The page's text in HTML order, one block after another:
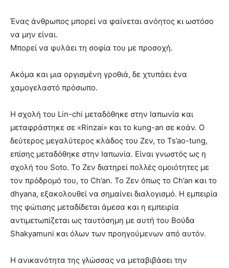
Ένας άνθρωπος μπορεί να φαίνεται ανόητος κι ωστόσο
να μην είναι.
Μπορεί να φυλάει τη σοφία του με προσοχή.
Ακόμα και μια οργισμένη γροθιά, δε χτυπάει ένα
χαμογελαστό πρόσωπο.
Η σχολή του Lin-chi μεταδόθηκε στην Ιαπωνία και
μεταφράστηκε σε «Rinzai» και το kung-an σε κοάν. Ο
δεύτερος μεγαλύτερος κλάδος του Ζεν, το Ts’ao-tung,
επίσης μεταδόθηκε στην Ιαπωνία. Είναι γνωστός ως η
σχολή του Soto. Το Ζεν διατηρεί πολλές ομοιότητες με
τον πρόδρομό του, το Ch’an. Το Ζεν όπως το Ch’an και το
dhyana, εξακολουθεί να σημαίνει διαλογισμό. Η εμπειρία
της φώτισης μεταδίδεται άμεσα και η εμπειρία
αντιμετωπίζεται ως ταυτόσημη με αυτή του Βούδα
Shakyamuni και όλων των προηγούμενων από αυτόν.
Η ανικανότητα της γλώσσας να μεταβιβάσει την